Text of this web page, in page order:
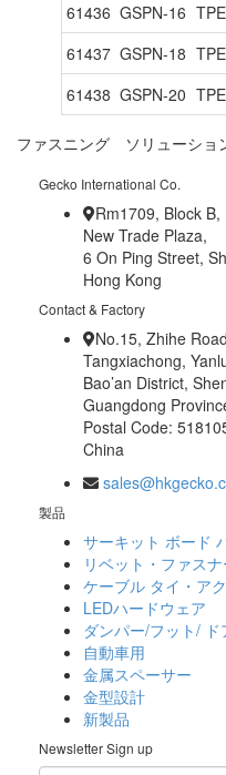
61436 GSPN-16 TPE
61437 GSPN-18 TPE
61438 GSPN-20 TPE
ファスニング ソリューショ
Gecko International Co.
Rm1709, Block B,
New Trade Plaza,
6 On Ping Street,
Hong Kong
Contact & Factory
No.15, Zhihe
Tangxiachong,
Bao’an District,
Guangdong
Postal Code:
China
製品
サーキット ボード
リベット・ファスナ
ケーブル タイ・ア
LEDハードウェア
ダンパー/フット/
自動車用
金属スペーサー
金型設計
新製品
Newsletter Sign up